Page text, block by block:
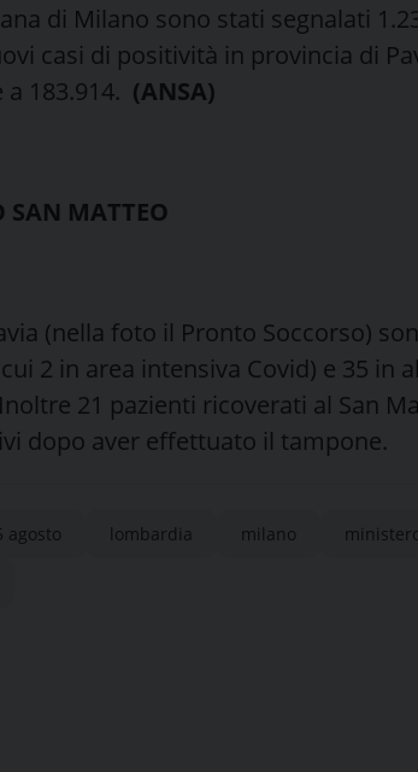
di Milano sono stati segnalati
casi di positività in provincia di
183.914. (ANSA)
SAN MATTEO
(nella foto il Pronto Soccorso)
2 in area intensiva Covid) e 35 in
21 pazienti ricoverati al San
dopo aver effettuato il tampone.
agosto lombardia milano